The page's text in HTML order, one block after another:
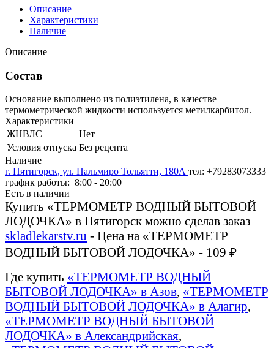
Описание
Характеристики
Наличие
Описание
Состав
Основание выполнено из полиэтилена, в качестве
термометрической жидкости используется метилкарбитол.
Характеристики
ЖНВЛС
Нет
Условия отпуска Без рецепта
Наличие
г. Пятигорск, ул. Пальмиро Тольятти, 180А тел: +79283073333
график работы: 8:00 - 20:00
Есть в наличии
Купить «ТЕРМОМЕТР ВОДНЫЙ БЫТОВОЙ
ЛОДОЧКА» в Пятигорск можно сделав заказ
skladlekarstv.ru - Цена на «ТЕРМОМЕТР
ВОДНЫЙ БЫТОВОЙ ЛОДОЧКА» - 109 ₽
Где купить «ТЕРМОМЕТР ВОДНЫЙ
БЫТОВОЙ ЛОДОЧКА» в Азов, «ТЕРМОМЕТР
ВОДНЫЙ БЫТОВОЙ ЛОДОЧКА» в Алагир,
«ТЕРМОМЕТР ВОДНЫЙ БЫТОВОЙ
ЛОДОЧКА» в Александрийская,